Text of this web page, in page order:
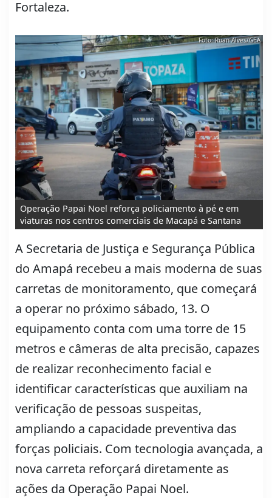
Fortaleza.
Operação Papai Noel reforça policiamento à pé e em
viaturas nos centros comerciais de Macapá e Santana
Foto: Ruan Alves/GEA
A Secretaria de Justiça e Segurança Pública
do Amapá recebeu a mais moderna de suas
carretas de monitoramento, que começará
a operar no próximo sábado, 13. O
equipamento conta com uma torre de 15
metros e câmeras de alta precisão, capazes
de realizar reconhecimento facial e
identificar características que auxiliam na
verificação de pessoas suspeitas,
ampliando a capacidade preventiva das
forças policiais. Com tecnologia avançada, a
nova carreta reforçará diretamente as
ações da Operação Papai Noel.